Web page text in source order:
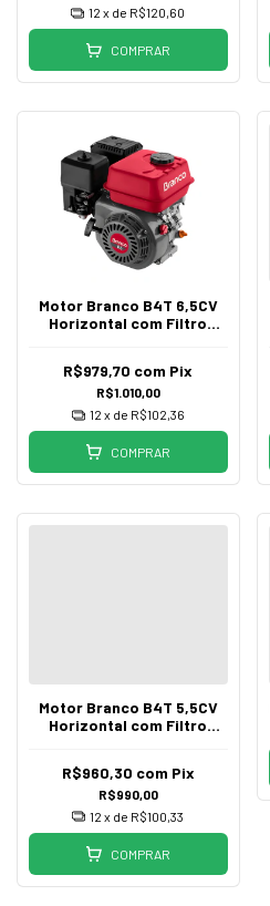
12 x de R$120,60
COMPRAR
Motor Branco B4T 6,5CV
Horizontal com Filtro
R$1.010,00
R$979,70 com Pix
12 x de R$102,36
COMPRAR
Motor Branco B4T 5,5CV
Horizontal com Filtro
R$990,00
R$960,30 com Pix
12 x de R$100,33
COMPRAR